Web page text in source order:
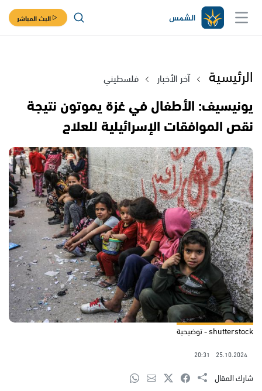
البث المباشر
الرئيسية آخر الأخبار فلسطيني
يونيسيف: الأطفال في غزة يموتون نتيجة
نقص الموافقات الإسرائيلية للعلاج
shutterstock - توضيحية
25.10.2024
20:31
شارك المقال